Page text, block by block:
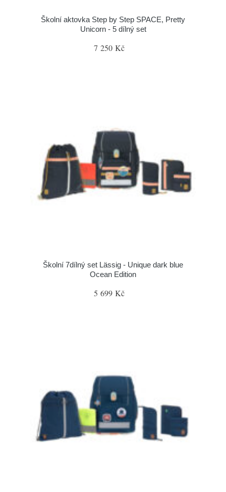
Školní aktovka Step by Step SPACE, Pretty
Unicorn - 5 dílný set
7 250 Kč
Školní 7dílný set Lässig - Unique dark blue
Ocean Edition
5 699 Kč